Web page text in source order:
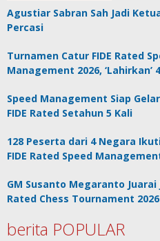
Agustiar Sabran Sah Jadi
Percasi
Turnamen Catur FIDE Rated
Management 2026, ‘Lahirkan’
Speed Management Siap
FIDE Rated Setahun 5 Kali
128 Peserta dari 4 Negara
FIDE Rated Speed
GM Susanto Megaranto Juarai
Rated Chess Tournament 2026
berita POPULAR